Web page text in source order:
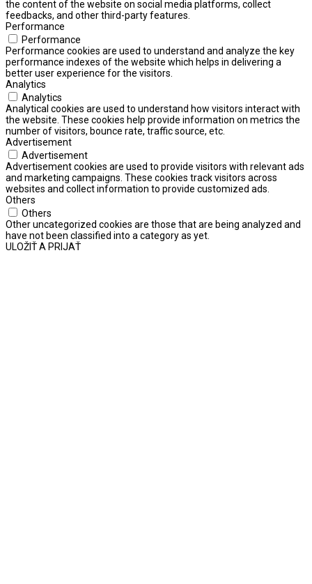
the content of the website on social media platforms, collect
feedbacks, and other third-party features.
Performance
Performance
Performance cookies are used to understand and analyze the key
performance indexes of the website which helps in delivering a
better user experience for the visitors.
Analytics
Analytics
Analytical cookies are used to understand how visitors interact with
the website. These cookies help provide information on metrics the
number of visitors, bounce rate, traffic source, etc.
Advertisement
Advertisement
Advertisement cookies are used to provide visitors with relevant ads
and marketing campaigns. These cookies track visitors across
websites and collect information to provide customized ads.
Others
Others
Other uncategorized cookies are those that are being analyzed and
have not been classified into a category as yet.
ULOŽIŤ A PRIJAŤ